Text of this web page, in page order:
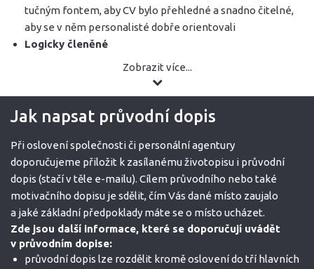
tučným fontem, aby CV bylo přehledné a snadno čitelné,
aby se v něm personalisté dobře orientovali
Logicky členěné
Zobrazit více...
Jak napsat průvodní dopis
Při oslovení společnosti či personální agentury
doporučujeme přiložit k zasílanému životopisu i průvodní
dopis (stačí v těle e-mailu). Cílem průvodního nebo také
motivačního dopisu je sdělit, čím Vás dané místo zaujalo
a jaké základní předpoklady máte se o místo ucházet.
Zde jsou další informace, které se doporučují uvádět
v průvodním dopise:
průvodní dopis lze rozdělit kromě oslovení do tří hlavních